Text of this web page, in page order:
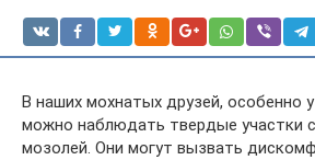
В наших мохнатых друзей, особенно
можно наблюдать твердые участки
мозолей. Они могут вызвать